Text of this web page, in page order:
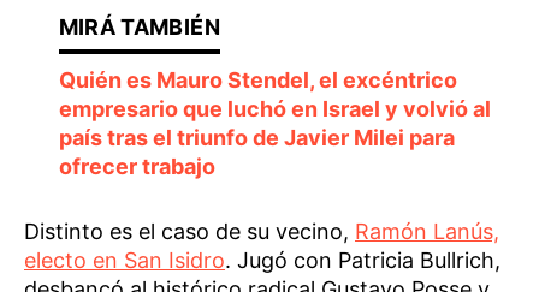
Quién es Mauro Stendel, el excéntrico
empresario que luchó en Israel y volvió al
país tras el triunfo de Javier Milei para
ofrecer trabajo
Distinto es el caso de su vecino, Ramón Lanús,
electo en San Isidro. Jugó con Patricia Bullrich,